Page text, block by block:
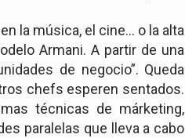
la música, el cine… o la alta
Armani. A partir de una
de negocio”. Queda
chefs esperen sentados.
técnicas de márketing,
paralelas que lleva a cabo